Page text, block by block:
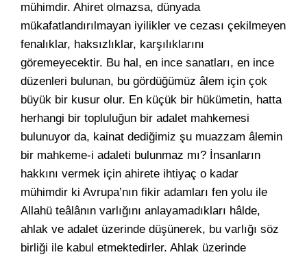
mühimdir. Ahiret olmazsa, dünyada
mükafatlandırılmayan iyilikler ve cezası çekilmeyen
fenalıklar, haksızlıklar, karşılıklarını
göremeyecektir. Bu hal, en ince sanatları, en ince
düzenleri bulunan, bu gördüğümüz âlem için çok
büyük bir kusur olur. En küçük bir hükümetin, hatta
herhangi bir topluluğun bir adalet mahkemesi
bulunuyor da, kainat dediğimiz şu muazzam âlemin
bir mahkeme-i adaleti bulunmaz mı? İnsanların
hakkını vermek için ahirete ihtiyaç o kadar
mühimdir ki Avrupa’nın fikir adamları fen yolu ile
Allahü teâlânın varlığını anlayamadıkları hâlde,
ahlak ve adalet üzerinde düşünerek, bu varlığı söz
birliği ile kabul etmektedirler. Ahlak üzerinde